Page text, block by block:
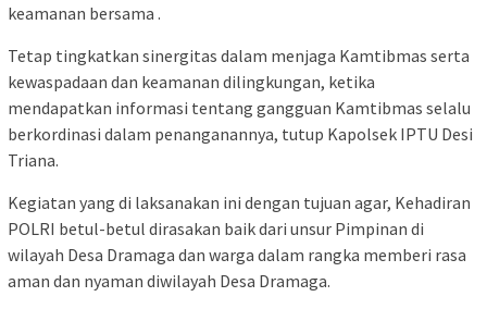
keamanan bersama .
Tetap tingkatkan sinergitas dalam menjaga Kamtibmas serta
kewaspadaan dan keamanan dilingkungan, ketika
mendapatkan informasi tentang gangguan Kamtibmas selalu
berkordinasi dalam penanganannya, tutup Kapolsek IPTU Desi
Triana.
Kegiatan yang di laksanakan ini dengan tujuan agar, Kehadiran
POLRI betul-betul dirasakan baik dari unsur Pimpinan di
wilayah Desa Dramaga dan warga dalam rangka memberi rasa
aman dan nyaman diwilayah Desa Dramaga.